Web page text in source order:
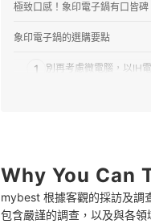
極致口感！象印電子鍋有口皆碑
象印電子鍋的選購要點
1 別再考慮微電腦，以IH
入門款就能設定口感，
象印電子鍋 推薦排行榜
Why You Can
mybest 根據客觀的採訪及調
包含嚴謹的調查，以及與各